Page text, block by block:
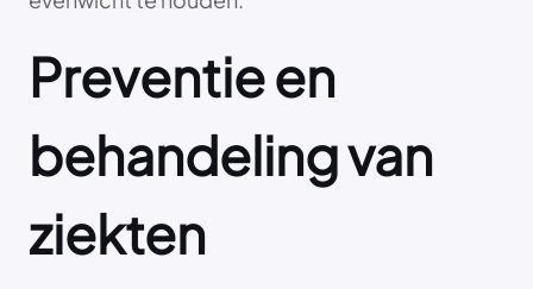
Preventie en
behandeling van
ziekten